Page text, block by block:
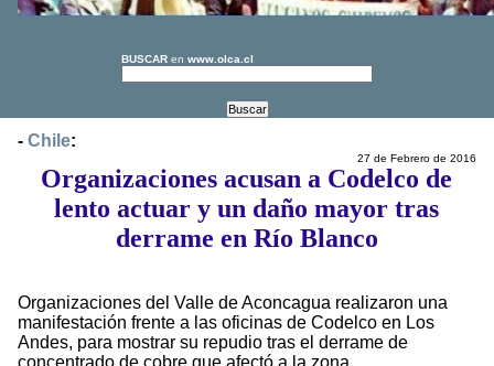
BUSCAR en www.olca.cl
- Chile:
27 de Febrero de 2016
Organizaciones acusan a Codelco de
lento actuar y un daño mayor tras
derrame en Río Blanco
Organizaciones del Valle de Aconcagua realizaron una
manifestación frente a las oficinas de Codelco en Los
Andes, para mostrar su repudio tras el derrame de